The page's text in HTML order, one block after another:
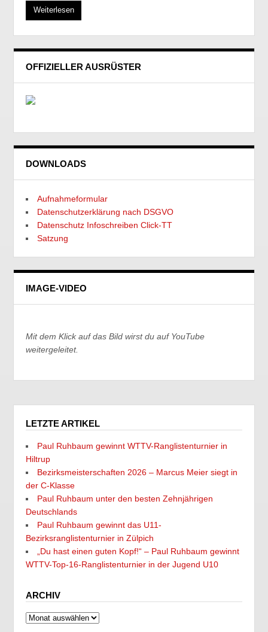
Weiterlesen
OFFIZIELLER AUSRÜSTER
DOWNLOADS
Aufnahmeformular
Datenschutzerklärung nach DSGVO
Datenschutz Infoschreiben Click-TT
Satzung
IMAGE-VIDEO
Mit dem Klick auf das Bild wirst du auf YouTube
weitergeleitet.
LETZTE ARTIKEL
Paul Ruhbaum gewinnt WTTV-Ranglistenturnier in
Hiltrup
Bezirksmeisterschaften 2026 – Marcus Meier siegt in
der C-Klasse
Paul Ruhbaum unter den besten Zehnjährigen
Deutschlands
Paul Ruhbaum gewinnt das U11-
Bezirksranglistenturnier in Zülpich
„Du hast einen guten Kopf!“ – Paul Ruhbaum gewinnt
WTTV-Top-16-Ranglistenturnier in der Jugend U10
ARCHIV
Archiv